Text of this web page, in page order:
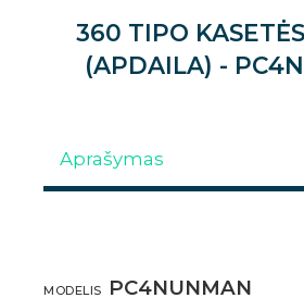
360 TIPO
(APDAILA) -
Aprašymas
Galerija
MODELIS PC4NUNMAN